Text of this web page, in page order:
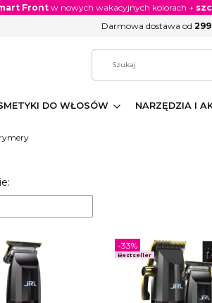
Frontw nowych wakacyjnych kolorach +
Darmowa dostawa od 299
DO WŁOSÓW NARZĘDZIA I
Bestseller
-33%